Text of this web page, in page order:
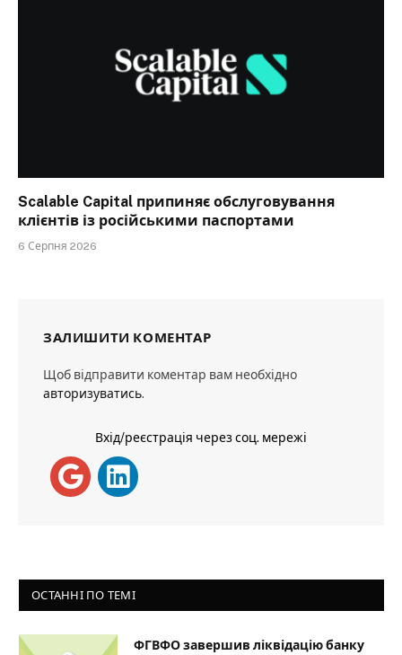
Scalable Capital припиняє обслуговування
клієнтів із російськими паспортами
6 Серпня 2026
ЗАЛИШИТИ КОМЕНТАР
Щоб відправити коментар вам необхідно
авторизуватись.
Вхід/реєстрація через соц. мережі
ОСТАННІ ПО ТЕМІ
ФГВФО завершив ліквідацію банку